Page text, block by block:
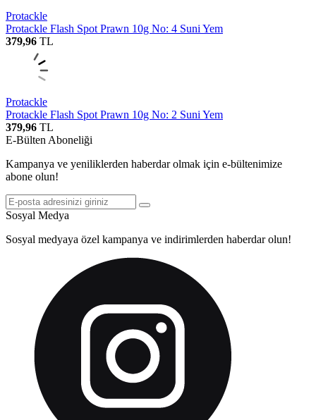
Protackle
Protackle Flash Spot Prawn 10g No: 4 Suni Yem
379,96 TL
Protackle
Protackle Flash Spot Prawn 10g No: 2 Suni Yem
379,96 TL
E-Bülten Aboneliği
Kampanya ve yeniliklerden haberdar olmak için e-bültenimize
abone olun!
Sosyal Medya
Sosyal medyaya özel kampanya ve indirimlerden haberdar olun!